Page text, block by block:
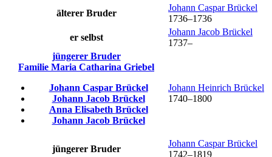
älterer Bruder
Johann CasparBrückel
1736–1736
er selbst
Johann Jacob Brückel
1737–
jüngerer Bruder
Familie Maria Catharina Griebel
Johann Caspar Brückel
Johann Jacob Brückel
Anna Elisabeth Brückel
Johann Jacob Brückel
Johann Heinrich Brückel
1740–1800
jüngerer Bruder
Johann CasparBrückel
1742–1819